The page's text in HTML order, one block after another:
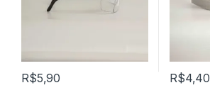
R$5,90 R$4,40